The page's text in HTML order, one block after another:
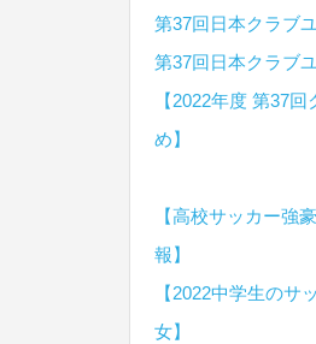
第37回日本クラブ
第37回日本クラブ
【2022年度 第37
め】
【高校サッカー強
報】
【2022中学生の
女】